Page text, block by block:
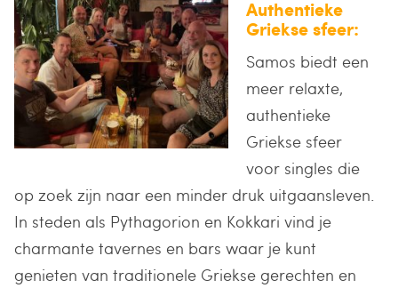
Authentieke
Griekse sfeer:
Samos biedt een
meer relaxte,
authentieke
Griekse sfeer
voor singles die
op zoek zijn naar een minder druk uitgaansleven.
In steden als Pythagorion en Kokkari vind je
charmante tavernes en bars waar je kunt
genieten van traditionele Griekse gerechten en